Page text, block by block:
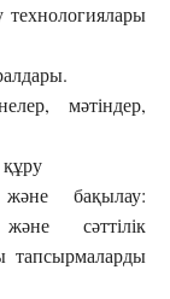
технологиялары
мәтіндер,
бақылау:
сәттілік
тапсырмаларды